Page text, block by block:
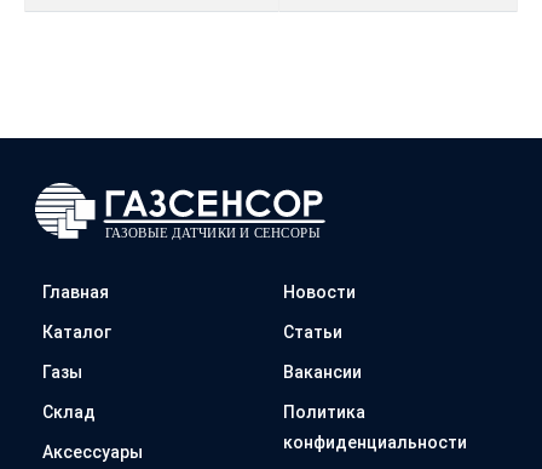
Главная
Каталог
Газы
Склад
Аксессуары
Новости
Статьи
Вакансии
Политика
конфиденциальности